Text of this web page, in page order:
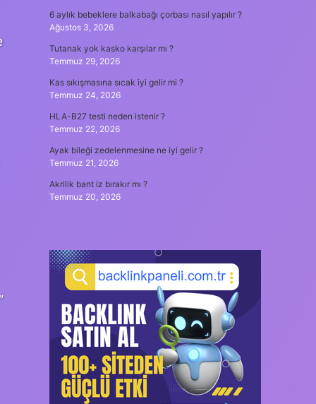
6 aylık bebeklere balkabağı çorbası nasıl yapılır ?
Ağustos 3, 2026
Tutanak yok kasko karşılar mı ?
Temmuz 29, 2026
Kas sıkışmasına sıcak iyi gelir mi ?
Temmuz 24, 2026
HLA-B27 testi neden istenir ?
Temmuz 22, 2026
Ayak bileği zedelenmesine ne iyi gelir ?
Temmuz 21, 2026
Akrilik bant iz bırakır mı ?
Temmuz 20, 2026